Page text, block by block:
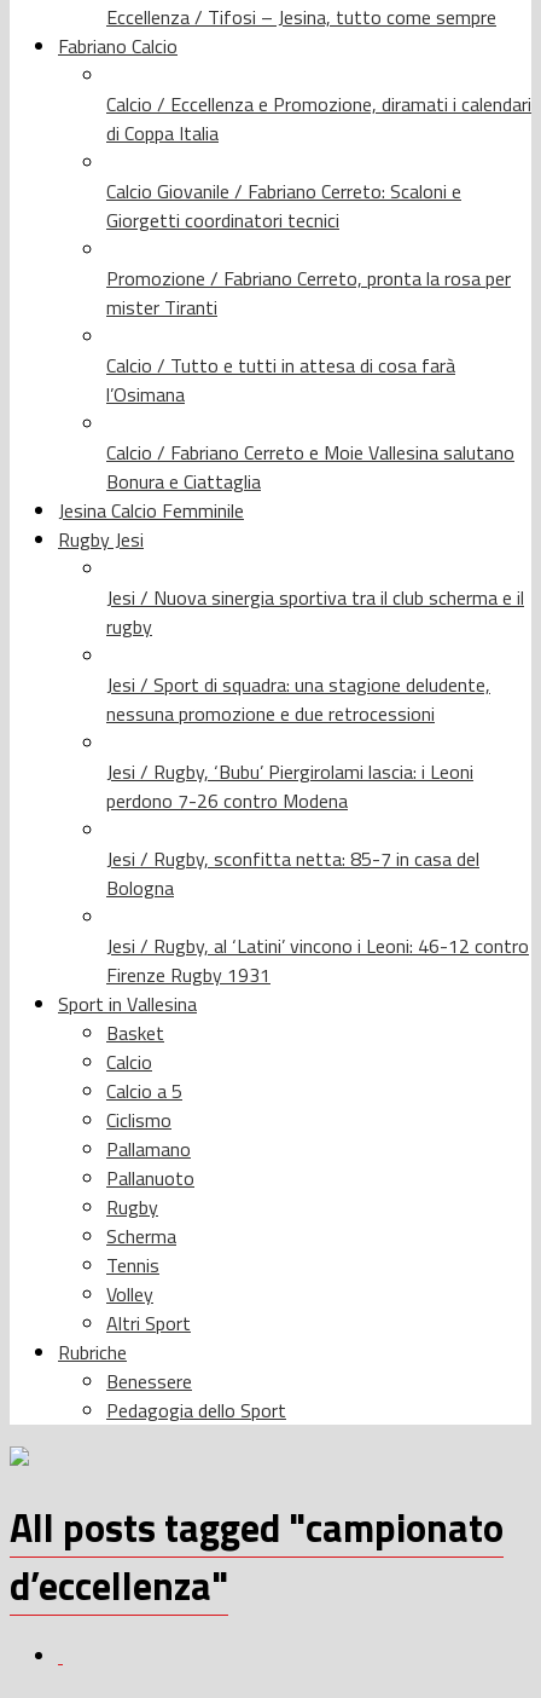
Eccellenza / Tifosi – Jesina, tutto come sempre
Fabriano Calcio
Calcio / Eccellenza e Promozione, diramati i calendari
di Coppa Italia
Calcio Giovanile / Fabriano Cerreto: Scaloni e
Giorgetti coordinatori tecnici
Promozione / Fabriano Cerreto, pronta la rosa per
mister Tiranti
Calcio / Tutto e tutti in attesa di cosa farà
l’Osimana
Calcio / Fabriano Cerreto e Moie Vallesina salutano
Bonura e Ciattaglia
Jesina Calcio Femminile
Rugby Jesi
Jesi / Nuova sinergia sportiva tra il club scherma e il
rugby
Jesi / Sport di squadra: una stagione deludente,
nessuna promozione e due retrocessioni
Jesi / Rugby, ‘Bubu’ Piergirolami lascia: i Leoni
perdono 7-26 contro Modena
Jesi / Rugby, sconfitta netta: 85-7 in casa del
Bologna
Jesi / Rugby, al ‘Latini’ vincono i Leoni: 46-12 contro
Firenze Rugby 1931
Sport in Vallesina
Basket
Calcio
Calcio a 5
Ciclismo
Pallamano
Pallanuoto
Rugby
Scherma
Tennis
Volley
Altri Sport
Rubriche
Benessere
Pedagogia dello Sport
All posts tagged "campionato
d’eccellenza"